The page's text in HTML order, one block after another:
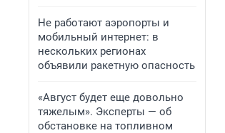
Не работают аэропорты и
мобильный интернет: в
нескольких регионах
объявили ракетную опасность
«Август будет еще довольно
тяжелым». Эксперты — об
обстановке на топливном